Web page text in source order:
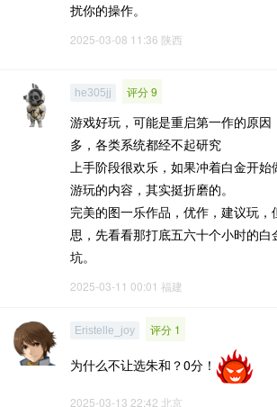
扰你的操作。
2025-03-08 11:36 陕西
he305jj 评分 9
游戏好玩，可能是重启第一作的原因
多，各类系统都经不起研究
上手阶段很欢乐，如果冲着白金开始
游玩的内容，其实挺折磨的。
完美的图一乐作品，优作，建议玩，
思，先看看那打底五六十个小时的白
坑。
2025-03-11 00:01 福建
Eristelle_joy 评分 1
为什么不让选朱和？0分！
2025-03-13 22:42 北京